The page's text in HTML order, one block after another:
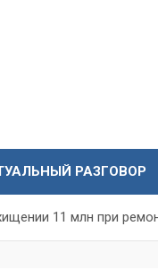
РАЗГОВОР
11 млн при